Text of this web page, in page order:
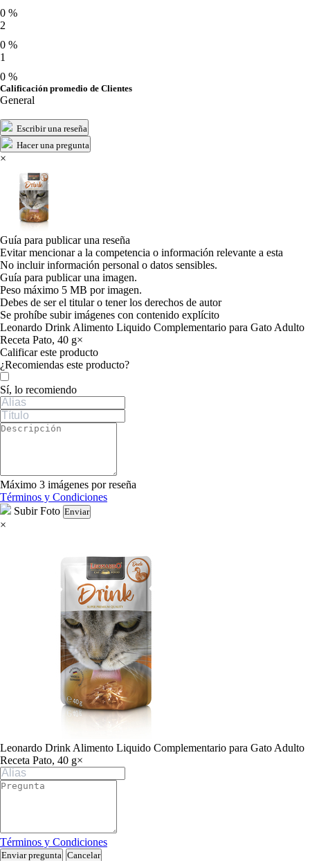
0 %
2
0 %
1
0 %
Calificación promedio de Clientes
General
Escribir una reseña
Hacer una pregunta
×
Guía para publicar una reseña
Evitar mencionar a la competencia o información relevante a esta
No incluir información personal o datos sensibles.
Guía para publicar una imagen.
Peso máximo 5 MB por imagen.
Debes de ser el titular o tener los derechos de autor
Se prohíbe subir imágenes con contenido explícito
Leonardo Drink Alimento Liquido Complementario para Gato Adulto
Receta Pato, 40 g×
Calificar este producto
Tu valoración
¿Recomiendas este producto?
Sí, lo recomiendo
Máximo 3 imágenes por reseña
Términos y Condiciones
Subir Foto Enviar
×
Leonardo Drink Alimento Liquido Complementario para Gato Adulto
Receta Pato, 40 g×
Términos y Condiciones
Enviar pregunta Cancelar